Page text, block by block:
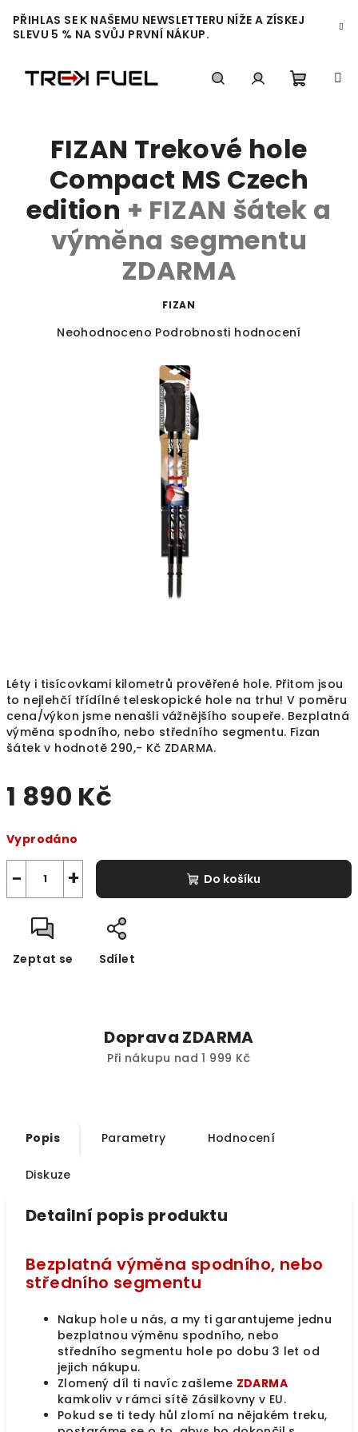
na
obsah
PŘIHLAS SE K NAŠEMU NEWSLETTERU NÍŽE A ZÍSKEJ
SLEVU 5 % NA SVŮJ PRVNÍ NÁKUP.
košík
Léty i tisícovkami kilometrů prověřené hole. Přitom jsou
to nejlehčí třídílné teleskopické hole na trhu! V poměru
cena/výkon jsme nenašli vážnějšího soupeře. Bezplatná
výměna spodního, nebo středního segmentu. Fizan
šátek v hodnotě 290,- Kč ZDARMA.
1 890 Kč
cena:
Vyprodáno
+
− Do košíku
Zeptat se Sdílet
FIZAN Trekové hole
Compact MS Czech
edition + FIZAN šátek a
výměna segmentu
ZDARMA
FIZAN
Průměrné
Neohodnoceno Podrobnosti hodnocení
Doprava ZDARMA
Při nákupu nad 1 999 Kč
Popis Parametry Hodnocení
Diskuze
Detailní popis produktu
Bezplatná výměna spodního, nebo
středního segmentu
Nakup hole u nás, a my ti garantujeme jednu
bezplatnou výměnu spodního, nebo
středního segmentu hole po dobu 3 let od
jejich nákupu.
Zlomený díl ti navíc zašleme ZDARMA
kamkoliv v rámci sítě Zásilkovny v EU.
Pokud se ti tedy hůl zlomí na nějakém treku,